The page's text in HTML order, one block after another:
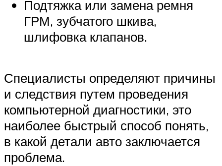
Подтяжка или замена ремня
ГРМ, зубчатого шкива,
шлифовка клапанов.
Специалисты определяют причины
и следствия путем проведения
компьютерной диагностики, это
наиболее быстрый способ понять,
в какой детали авто заключается
проблема.